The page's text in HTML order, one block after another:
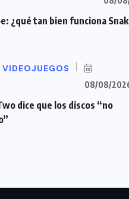
¿qué tan bien funciona
VIDEOJUEGOS
08/08/
dice que los discos “no